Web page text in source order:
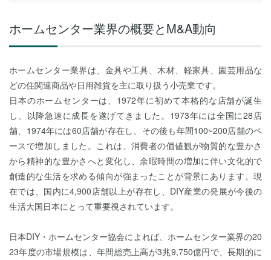
ホームセンター業界の概要とM&A動向
ホームセンター業界は、金具や工具、木材、軽家具、園芸用品な
どの住関連商品や日用雑貨を主に取り扱う小売業です。
日本のホームセンターは、1972年に初めて本格的な店舗が誕生
し、以降急速に成長を遂げてきました。1973年には全国に28店
舗、1974年には60店舗が存在し、その後も年間100~200店舗のペ
ースで増加しました。これは、消費者の価値観が物質的な豊かさ
から精神的な豊かさへと変化し、余暇時間の増加に伴い文化的で
創造的な生活を求める傾向が強まったことが背景にあります。現
在では、国内に4,900店舗以上が存在し、DIY産業の発展が今後の
生活大国日本にとって重要視されています。
日本DIY・ホームセンター協会によれば、ホームセンター業界の20
23年度の市場規模は、年間総売上高が3兆9,750億円で、長期的に